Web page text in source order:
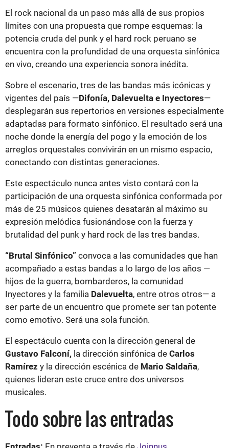
El rock nacional da un paso más allá de sus propios
límites con una propuesta que rompe esquemas: la
potencia cruda del punk y el hard rock peruano se
encuentra con la profundidad de una orquesta sinfónica
en vivo, creando una experiencia sonora inédita.
Sobre el escenario, tres de las bandas más icónicas y
vigentes del país —Difonía, Dalevuelta e Inyectores—
desplegarán sus repertorios en versiones especialmente
adaptadas para formato sinfónico. El resultado será una
noche donde la energía del pogo y la emoción de los
arreglos orquestales convivirán en un mismo espacio,
conectando con distintas generaciones.
Este espectáculo nunca antes visto contará con la
participación de una orquesta sinfónica conformada por
más de 25 músicos quienes desatarán al máximo su
expresión melódica fusionándose con la fuerza y
brutalidad del punk y hard rock de las tres bandas.
“Brutal Sinfónico” convoca a las comunidades que han
acompañado a estas bandas a lo largo de los años —
hijos de la guerra, bombarderos, la comunidad
Inyectores y la familia Dalevuelta, entre otros otros— a
ser parte de un encuentro que promete ser tan potente
como emotivo. Será una sola función.
El espectáculo cuenta con la dirección general de
Gustavo Falconí, la dirección sinfónica de Carlos
Ramírez y la dirección escénica de Mario Saldaña,
quienes lideran este cruce entre dos universos
musicales.
Todo sobre las entradas